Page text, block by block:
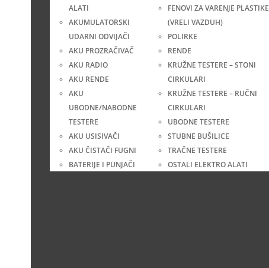
ALATI
AKUMULATORSKI
UDARNI ODVIJAČI
AKU PROZRAČIVAČ
AKU RADIO
AKU RENDE
AKU
UBODNE/NABODNE
TESTERE
AKU USISIVAČI
AKU ČISTAČI FUGNI
BATERIJE I PUNJAČI
FENOVI ZA VARENJE PLASTIKE
(VRELI VAZDUH)
POLIRKE
RENDE
KRUŽNE TESTERE – STONI
CIRKULARI
KRUŽNE TESTERE – RUČNI
CIRKULARI
UBODNE TESTERE
STUBNE BUŠILICE
TRAČNE TESTERE
OSTALI ELEKTRO ALATI